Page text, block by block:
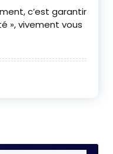
c’est garantir
», vivement vous